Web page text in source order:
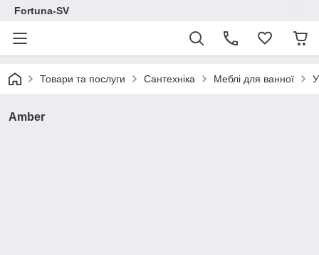
Fortuna-SV
Товари та послуги Сантехніка Меблі для ванної
Amber